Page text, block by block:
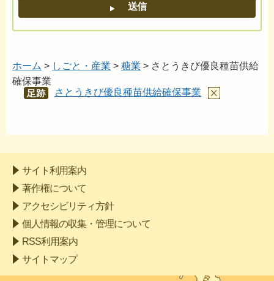
ホーム > しごと・産業 > 糖業 > さとうきび優良種苗供給
確保事業
あし
さとうきび優良種苗供給確保事業
サイト利用案内
著作権について
アクセシビリティ方針
個人情報の収集・管理について
RSS利用案内
サイトマップ